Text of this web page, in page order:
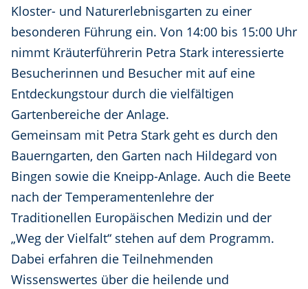
Kloster- und Naturerlebnisgarten zu einer
besonderen Führung ein. Von 14:00 bis 15:00 Uhr
nimmt Kräuterführerin Petra Stark interessierte
Besucherinnen und Besucher mit auf eine
Entdeckungstour durch die vielfältigen
Gartenbereiche der Anlage.
Gemeinsam mit Petra Stark geht es durch den
Bauerngarten, den Garten nach Hildegard von
Bingen sowie die Kneipp-Anlage. Auch die Beete
nach der Temperamentenlehre der
Traditionellen Europäischen Medizin und der
„Weg der Vielfalt“ stehen auf dem Programm.
Dabei erfahren die Teilnehmenden
Wissenswertes über die heilende und